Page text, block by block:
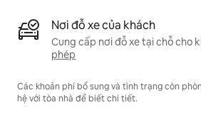
Nơi đỗ xe của khách
Cung cấp nơi đỗ xe tại chỗ cho
phép
Các khoản phí bổ sung và tình trạng còn
hệ với tòa nhà để biết chi tiết.